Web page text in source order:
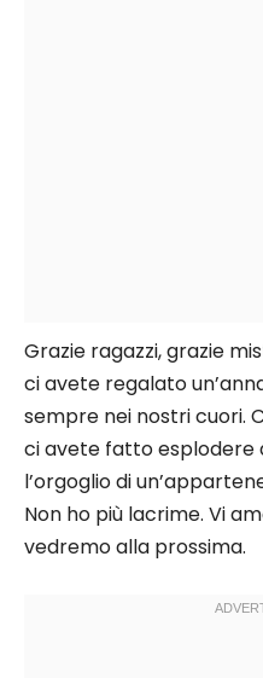
Grazie ragazzi, grazie
ci avete regalato
sempre nei nostri cuori.
ci avete fatto esplodere
l’orgoglio di
Non ho più lacrime. Vi
vedremo alla prossima.